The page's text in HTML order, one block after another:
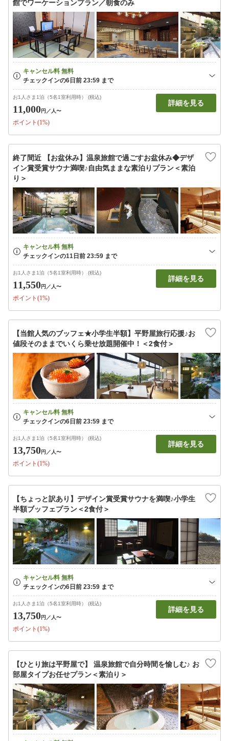
館でワーケーションプラン／朝食のみ
お1人さま1泊（5名1室利用時） (税込)
11,000円 ／人〜
ポイント(1%)
詳細を見る
終了間近 【お盆休み】温泉旅館で過ごすお盆休み◆デザ
イン賞受賞サウナ満喫♪自由気ままな素泊りプラン＜素泊
り＞
お1人さま1泊（5名1室利用時） (税込)
11,550円 ／人〜
ポイント(1%)
詳細を見る
【当館人気のブッフェ★小学生半額】平野屋旅行応援♪お
値段そのままでいくら乗せ放題開催中！＜2食付＞
お1人さま1泊（5名1室利用時） (税込)
13,750円 ／人〜
ポイント(1%)
詳細を見る
【ちょっと訳あり】デザイン賞受賞サウナを満喫♪小学生
半額ブッフェプラン＜2食付＞
お1人さま1泊（5名1室利用時） (税込)
13,750円 ／人〜
ポイント(1%)
詳細を見る
【ひとり旅は平野屋で】 温泉旅館で自分時間を愉しむ♪ お
部屋タイプお任せプラン＜素泊り＞